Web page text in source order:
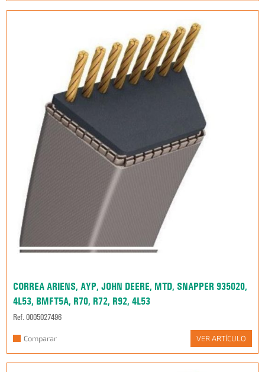
CORREA ARIENS, AYP, JOHN DEERE, MTD, SNAPPER 935020,
4L53, BMFT5A, R70, R72, R92, 4L53
Ref. 0005027496
Comparar VER ARTÍCULO